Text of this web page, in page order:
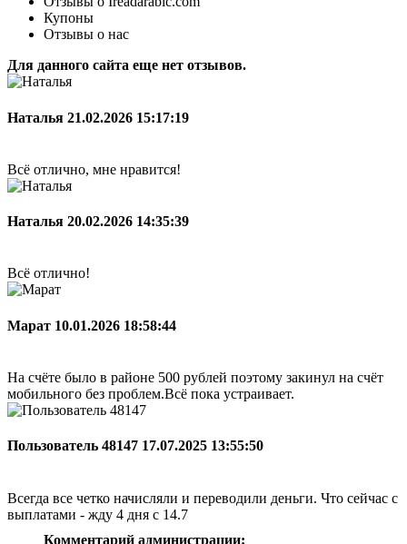
Купоны
Отзывы о нас
Для данного сайта еще нет отзывов.
Наталья 21.02.2026 15:17:19
Всё отлично, мне нравится!
Наталья 20.02.2026 14:35:39
Всё отлично!
Марат 10.01.2026 18:58:44
На счёте было в районе 500 рублей поэтому закинул на счёт
мобильного без проблем.Всё пока устраивает.
Пользователь 48147 17.07.2025 13:55:50
Всегда все четко начисляли и переводили деньги. Что сейчас с
выплатами - жду 4 дня с 14.7
Комментарий администрации: